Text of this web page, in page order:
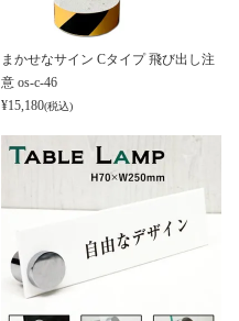
まかせなサイン Cタイプ 飛び出し注
意 os-c-46
¥15,180(税込)